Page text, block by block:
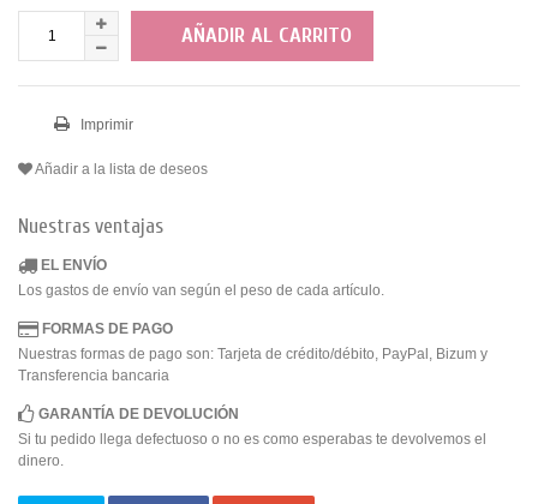
AÑADIR AL CARRITO
Imprimir
Añadir a la lista de deseos
Nuestras ventajas
EL ENVÍO
Los gastos de envío van según el peso de cada artículo.
FORMAS DE PAGO
Nuestras formas de pago son: Tarjeta de crédito/débito, PayPal, Bizum y
Transferencia bancaria
GARANTÍA DE DEVOLUCIÓN
Si tu pedido llega defectuoso o no es como esperabas te devolvemos el
dinero.